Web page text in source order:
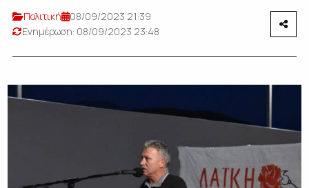
Πολιτική
08/09/2023 21:39
Ενημέρωση: 08/09/2023 23:48